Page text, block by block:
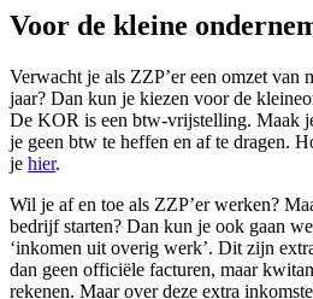
Voor de kleine
Verwacht je als ZZP’er een omzet van
jaar? Dan kun je kiezen voor de
De KOR is een btw-vrijstelling. Maak
je geen btw te heffen en af te dragen.
je hier.
Wil je af en toe als ZZP’er werken?
bedrijf starten? Dan kun je ook gaan
‘inkomen uit overig werk’. Dit zijn
dan geen officiële facturen, maar
rekenen. Maar over deze extra